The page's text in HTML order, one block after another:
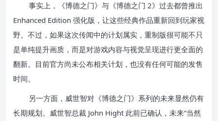
事实上，《博德之门》与《博德之门 2》过去都曾推出
Enhanced Edition 强化版，让这些经典作品重新回到玩家视
野。不过，如果这次传闻中的计划属实，重制版很可能不只
是单纯提升画质，而是对游戏内容与视觉呈现进行更全面的
翻新。目前官方尚未公布相关计划，也没有任何可能的发售
时间。
另一方面，威世智对《博德之门》系列的未来显然仍有
长期规划。威世智总裁 John Hight 此前已确认，未来“当然